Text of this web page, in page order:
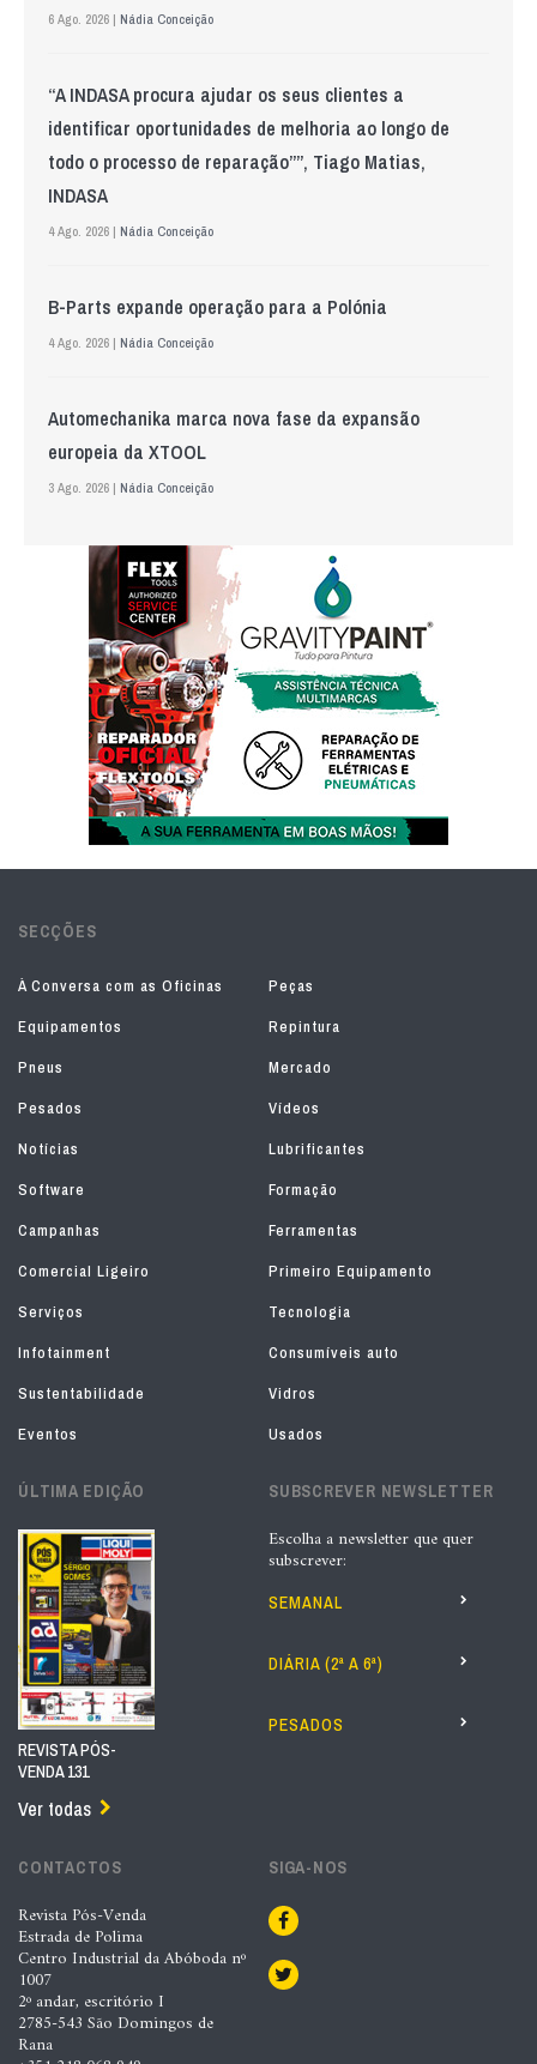
6 Ago. 2026 | Nádia Conceição
“A INDASA procura ajudar os seus clientes a
identificar oportunidades de melhoria ao longo de
todo o processo de reparação””, Tiago Matias,
INDASA
4 Ago. 2026 | Nádia Conceição
B-Parts expande operação para a Polónia
4 Ago. 2026 | Nádia Conceição
Automechanika marca nova fase da expansão
europeia da XTOOL
3 Ago. 2026 | Nádia Conceição
SECÇÕES
À Conversa com as Oficinas
Peças
Equipamentos
Repintura
Pneus
Mercado
Pesados
Vídeos
Notícias
Lubrificantes
Software
Formação
Campanhas
Ferramentas
Comercial Ligeiro
Primeiro Equipamento
Serviços
Tecnologia
Infotainment
Consumíveis auto
Sustentabilidade
Vidros
Eventos
Usados
ÚLTIMA EDIÇÃO
REVISTA PÓS-
VENDA 131
Ver todas
SUBSCREVER NEWSLETTER
Escolha a newsletter que quer
subscrever:
SEMANAL
DIÁRIA (2ª A 6ª)
PESADOS
CONTACTOS
Revista Pós-Venda
Estrada de Polima
Centro Industrial da Abóboda nº
1007
2º andar, escritório I
2785-543 São Domingos de
Rana
SIGA-NOS